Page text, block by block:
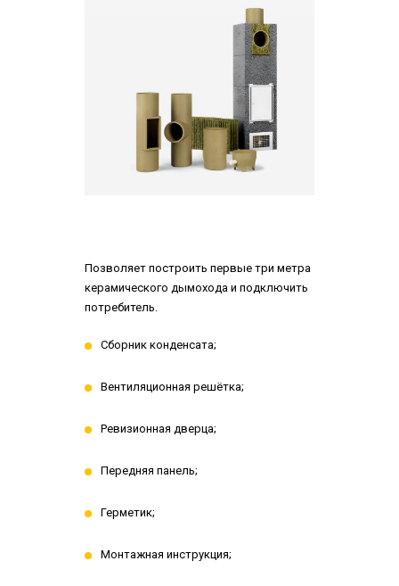
Позволяет построить первые три метра
керамического дымохода и подключить
потребитель.
Сборник конденсата;
Вентиляционная решётка;
Ревизионная дверца;
Передняя панель;
Герметик;
Монтажная инструкция;